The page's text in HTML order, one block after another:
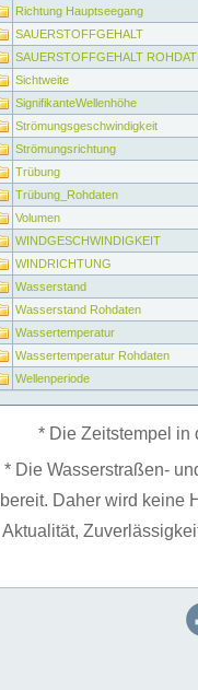
Richtung Hauptseegang
SAUERSTOFFGEHALT
SAUERSTOFFGEHALT
Sichtweite
SignifikanteWellenhöhe
Strömungsgeschwindigkeit
Strömungsrichtung
Trübung
Trübung_Rohdaten
Volumen
WINDGESCHWINDIGKEIT
WINDRICHTUNG
Wasserstand
Wasserstand Rohdaten
Wassertemperatur
Wassertemperatur Rohdaten
Wellenperiode
* Die Zeitstempel in
* Die Wasserstraßen-
bereit. Daher wird keine
Aktualität,